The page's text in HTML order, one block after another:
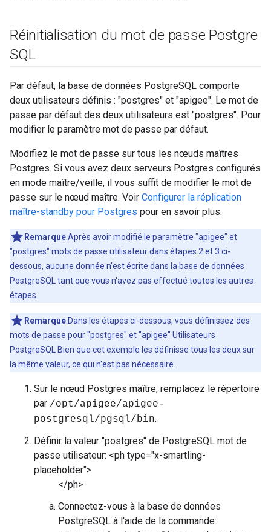
Réinitialisation du mot de passe Postgre
SQL
Par défaut, la base de données PostgreSQL comporte
deux utilisateurs définis : "postgres" et "apigee". Le mot de
passe par défaut des deux utilisateurs est "postgres". Pour
modifier le paramètre mot de passe par défaut.
Modifiez le mot de passe sur tous les nœuds maîtres
Postgres. Si vous avez deux serveurs Postgres configurés
en mode maître/veille, il vous suffit de modifier le mot de
passe sur le nœud maître. Voir Configurer la réplication
maître-standby pour Postgres pour en savoir plus.
Remarque:Après avoir modifié le paramètre "apigee" et
"postgres" mots de passe utilisateur dans étapes 2 et 3 ci-
dessous, aucune donnée n'est écrite dans la base de données
PostgreSQL tant que vous n'avez pas effectué toutes les autres
étapes.
Remarque:Dans les étapes ci-dessous, vous définissez des
mots de passe pour "postgres" et "apigee" Utilisateurs
PostgreSQL Bien que cet exemple les définisse tous les deux sur
la même valeur, ce qui n'est pas nécessaire.
Sur le nœud Postgres maître, remplacez le répertoire
par /opt/apigee/apigee-
postgresql/pgsql/bin.
Définir la valeur "postgres" de PostgreSQL mot de
passe utilisateur: <ph type="x-smartling-
placeholder">
</ph>
Connectez-vous à la base de données
PostgreSQL à l'aide de la commande: